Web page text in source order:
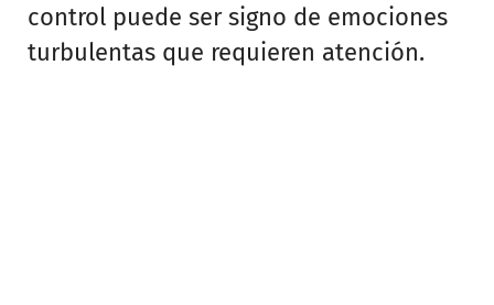
control puede ser signo de emociones
turbulentas que requieren atención.